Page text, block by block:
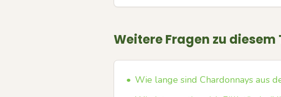
Weitere Fragen zu diesem
• Wie lange sind Chardonnays aus